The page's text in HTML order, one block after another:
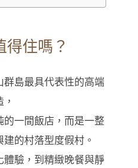
得住嗎？
群島最具代表性的高端
一間飯店，而是一整
的村落型度假村。
驗，到精緻晚餐與靜